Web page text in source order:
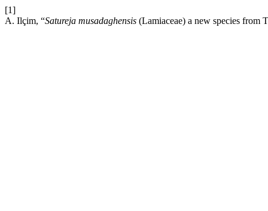
[1]
A. Ilçim, “Satureja musadaghensis (Lamiaceae) a new species from